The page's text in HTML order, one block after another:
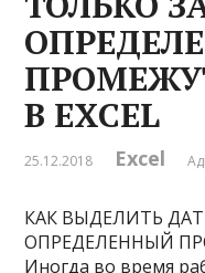
В EXCEL
25.12.2018 Excel
КАК ВЫДЕЛИТЬ
ОПРЕДЕЛЕННЫЙ
Иногда во время